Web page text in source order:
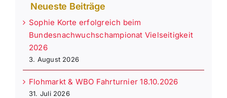
Neueste Beiträge
Sophie Korte erfolgreich beim
Bundesnachwuchschampionat Vielseitigkeit
2026
3. August 2026
Flohmarkt & WBO Fahrturnier 18.10.2026
31. Juli 2026